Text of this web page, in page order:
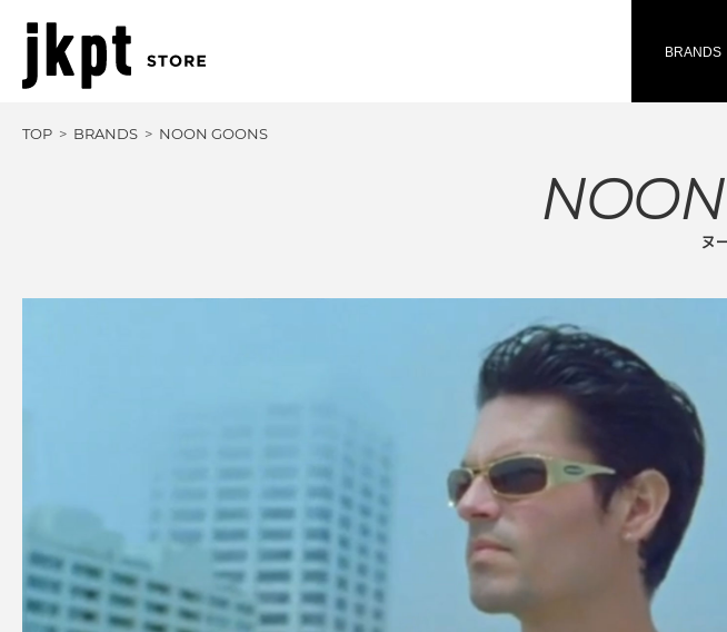
BRANDS
TOP BRANDS NOON GOONS
ヌ